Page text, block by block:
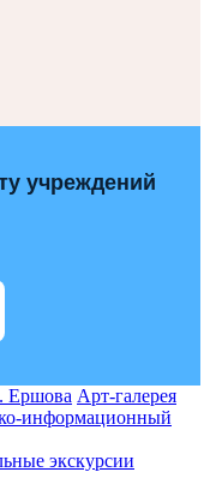
учреждений
Ершова Арт-галерея
информационный
экскурсии